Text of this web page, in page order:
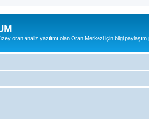
oran analiz yazılımı olan Oran Merkezi için bilgi paylaşım